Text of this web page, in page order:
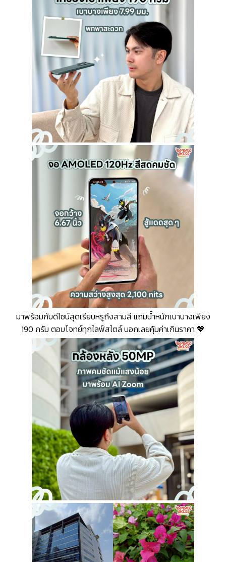
มาพร้อมกับดีไซน์สุดเรียบหรูถึงสามสี แถมน้ำหนักเบาบางเพียง
190 กรัม ตอบโจทย์ทุกไลฟ์สไตล์ บอกเลยคุ้มค่าเกินราคา 💖